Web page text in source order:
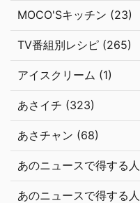
MOCO'Sキッチン (23)
TV番組別レシピ (265)
アイスクリーム (1)
あさイチ (323)
あさチャン (68)
あのニュースで得する
あのニュースで得する